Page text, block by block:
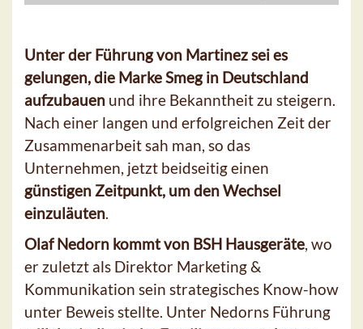
Unter der Führung von Martinez sei es
gelungen, die Marke Smeg in Deutschland
aufzubauen und ihre Bekanntheit zu steigern.
Nach einer langen und erfolgreichen Zeit der
Zusammenarbeit sah man, so das
Unternehmen, jetzt beidseitig einen
günstigen Zeitpunkt, um den Wechsel
einzuläuten.
Olaf Nedorn kommt von BSH Hausgeräte, wo
er zuletzt als Direktor Marketing &
Kommunikation sein strategisches Know-how
unter Beweis stellte. Unter Nedorns Führung